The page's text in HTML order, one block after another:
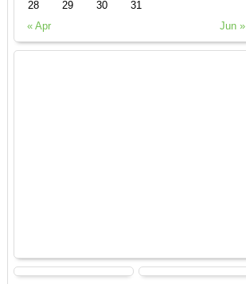
« Apr Jun »
28
29 30 31